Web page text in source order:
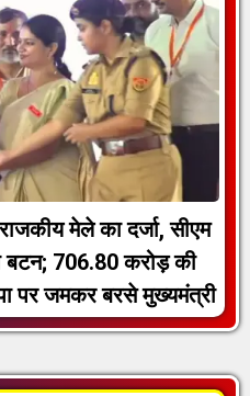
मेले का दर्जा, सीएम
बटन; 706.80 करोड़ की
पर जमकर बरसे मुख्यमंत्री